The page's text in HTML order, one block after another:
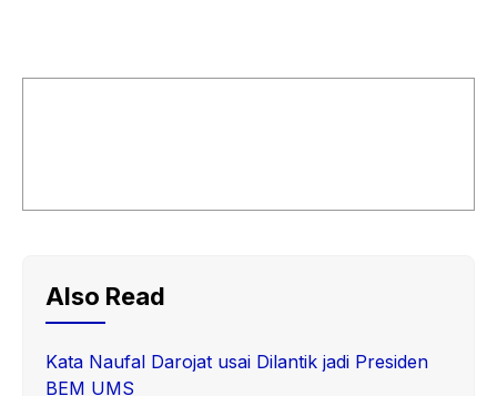
Also Read
Kata Naufal Darojat usai Dilantik jadi Presiden
BEM UMS